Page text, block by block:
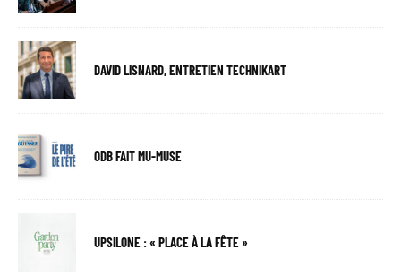
DAVID LISNARD, ENTRETIEN TECHNIKART
ODB FAIT MU-MUSE
UPSILONE : « PLACE À LA FÊTE »